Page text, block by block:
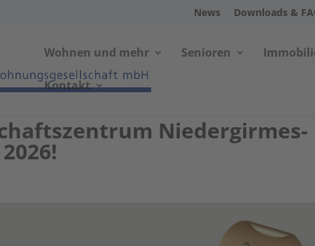
News Downloads &
Wohnen und mehr Senioren
Kontakt
Niedergirmes-